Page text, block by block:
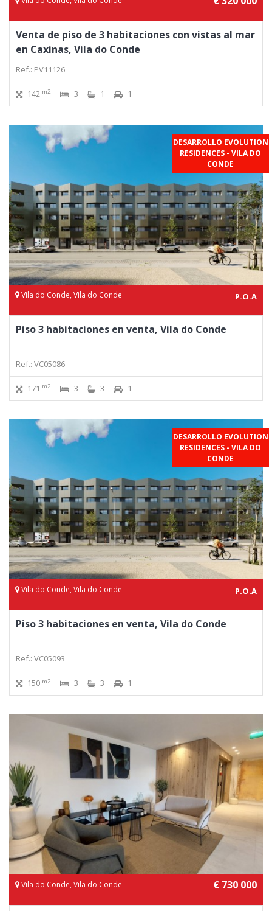
Venta de piso de 3 habitaciones con vistas al mar
en Caxinas, Vila do Conde
Ref.: PV11126
142 m2 3 1 1
DESARROLLO EVOLUTION
RESIDENCES - VILA DO
CONDE
Vila do Conde, Vila do Conde P.O.A
Piso 3 habitaciones en venta, Vila do Conde
Ref.: VC05086
171 m2 3 3 1
DESARROLLO EVOLUTION
RESIDENCES - VILA DO
CONDE
Vila do Conde, Vila do Conde P.O.A
Piso 3 habitaciones en venta, Vila do Conde
Ref.: VC05093
150 m2 3 3 1
Vila do Conde, Vila do Conde € 730 000